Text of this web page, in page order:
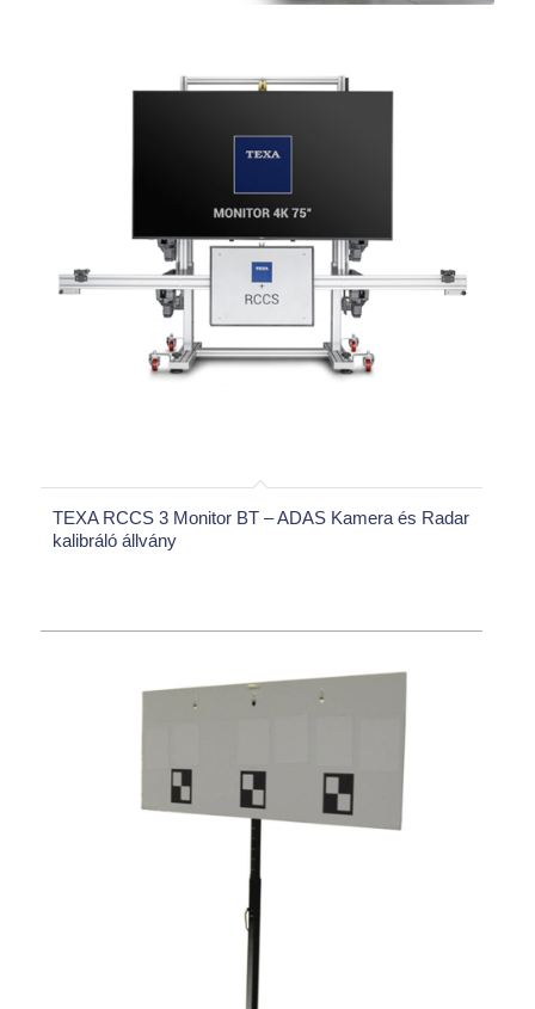
TEXA RCCS 3 Monitor BT – ADAS Kamera és Radar
kalibráló állvány